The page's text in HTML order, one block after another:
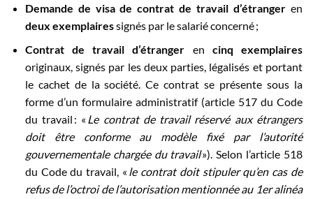
Demande de visa de contrat de travail d’étranger en
deux exemplairessignés par le salarié concerné ;
Contrat de travail d’étranger en cinq exemplaires
originaux, signés par les deux parties, légalisés et portant
le cachet de la société. Ce contrat se présente sous la
forme d’un formulaire administratif (article 517 du Code
du travail : « Le contrat de travail réservé aux étrangers
doit être conforme au modèle fixé par l’autorité
gouvernementale chargée du travail»). Selon l’article 518
du Code du travail, « le contrat doit stipuler qu’en cas de
refus de l’octroi de l’autorisation mentionnée au 1eralinéa